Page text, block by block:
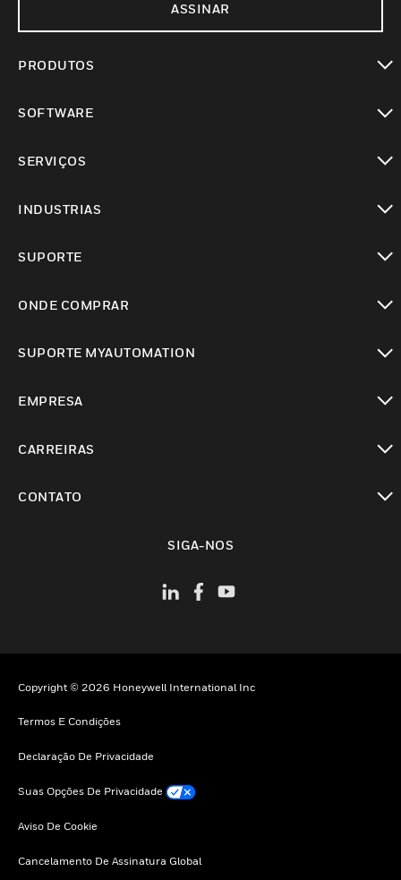
ASSINAR
PRODUTOS
SOFTWARE
SERVIÇOS
INDUSTRIAS
SUPORTE
ONDE COMPRAR
SUPORTE MYAUTOMATION
EMPRESA
CARREIRAS
CONTATO
SIGA-NOS
Copyright © 2026 Honeywell International Inc
Termos E Condições
Declaração De Privacidade
Suas Opções De Privacidade
Aviso De Cookie
Cancelamento De Assinatura Global